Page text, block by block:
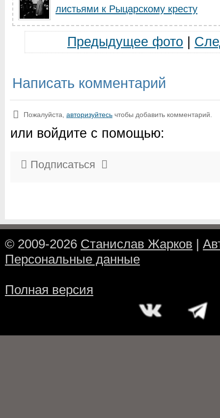
листьями к Рыцарскому кресту
Предыдущее фото
Написать комментарий
Пожалуйста, авторизуйтесь чтобы добавить комментарий.
или войдите с помощью:
Подписаться
© 2009-2026 Станислав Жарков |
Персональные данные
Полная версия